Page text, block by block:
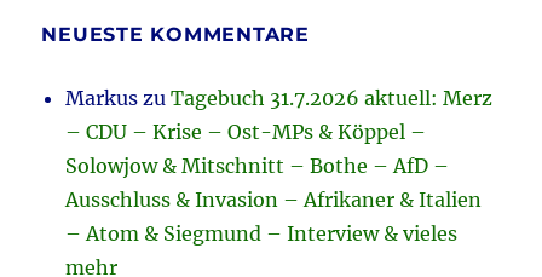
NEUESTE KOMMENTARE
Markus zuTagebuch 31.7.2026 aktuell: Merz
– CDU – Krise – Ost-MPs & Köppel –
Solowjow & Mitschnitt – Bothe – AfD –
Ausschluss & Invasion – Afrikaner & Italien
– Atom & Siegmund – Interview & vieles
mehr